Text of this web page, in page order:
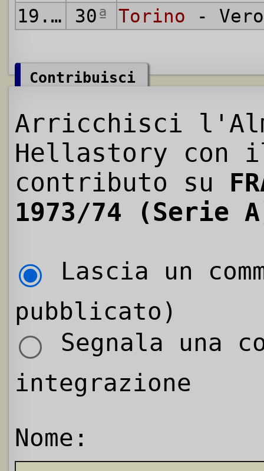
19.05.1974
30ª Torino -
Contribuisci
Arricchisci
Hellastory con
contributo su
1973/74 (Serie
Lascia un
pubblicato)
Segnala una
integrazione
Nome: